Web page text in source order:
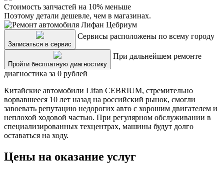
Стоимость запчастей на 10% меньше
Поэтому детали дешевле, чем в магазинах.
Записаться в сервис
Сервисы расположены по всему городу
Пройти бесплатную диагностику
При дальнейшем ремонте
диагностика за 0 рублей
Китайские автомобили Lifan CEBRIUM, стремительно
ворвавшееся 10 лет назад на российский рынок, смогли
завоевать репутацию недорогих авто с хорошим двигателем и
неплохой ходовой частью. При регулярном обслуживании в
специализированных техцентрах, машины будут долго
оставаться на ходу.
Цены на оказание услуг